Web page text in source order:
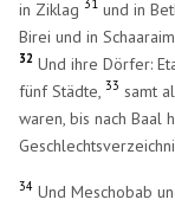
in Ziklag31 und in
Birei und in
32 Und ihre Dörfer:
fünf Städte,33 samt
waren, bis nach Baal
34 Und Meschobab